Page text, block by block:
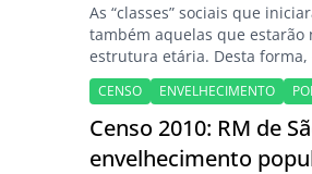
As “classes” sociais que
também aquelas que
estrutura etária. Desta
vai ocorrer com mais
com lapsos de tempo
…
CENSO ENVELHECIMENTO
Censo 2010: RM de
envelhecimento